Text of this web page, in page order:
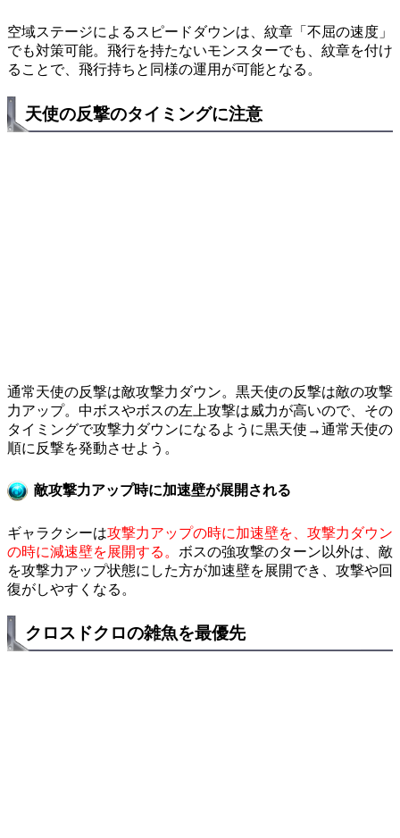
空域ステージによるスピードダウンは、紋章「不屈の速度」
でも対策可能。飛行を持たないモンスターでも、紋章を付け
ることで、飛行持ちと同様の運用が可能となる。
天使の反撃のタイミングに注意
通常天使の反撃は敵攻撃力ダウン。黒天使の反撃は敵の攻撃
力アップ。中ボスやボスの左上攻撃は威力が高いので、その
タイミングで攻撃力ダウンになるように黒天使→通常天使の
順に反撃を発動させよう。
敵攻撃力アップ時に加速壁が展開される
ギャラクシーは攻撃力アップの時に加速壁を、攻撃力ダウン
の時に減速壁を展開する。 ボスの強攻撃のターン以外は、敵
を攻撃力アップ状態にした方が加速壁を展開でき、攻撃や回
復がしやすくなる。
クロスドクロの雑魚を最優先